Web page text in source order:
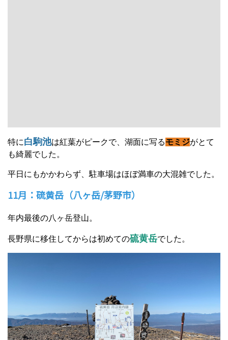
特に白駒池は紅葉がピークで、湖面に写るモミジがとて
も綺麗でした。
平日にもかかわらず、駐車場はほぼ満車の大混雑でした。
11月：硫黄岳（八ヶ岳/茅野市）
年内最後の八ヶ岳登山。
長野県に移住してからは初めての硫黄岳でした。